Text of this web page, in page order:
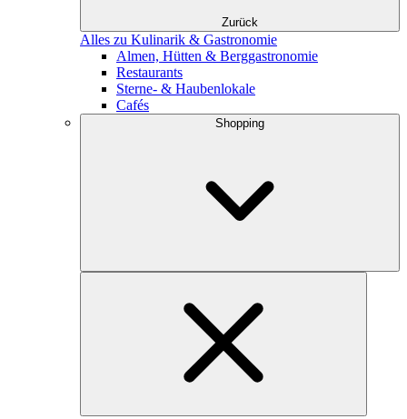
Zurück
Alles zu Kulinarik & Gastronomie
Almen, Hütten & Berggastronomie
Restaurants
Sterne- & Haubenlokale
Cafés
Shopping